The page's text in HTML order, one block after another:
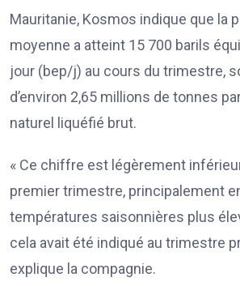
Mauritanie, Kosmos indique que la
moyenne a atteint 15 700 barils
jour (bep/j) au cours du trimestre,
d’environ 2,65 millions de tonnes
naturel liquéfié brut.
« Ce chiffre est légèrement
premier trimestre, principalement
températures saisonnières plus
cela avait été indiqué au trimestre
explique la compagnie.